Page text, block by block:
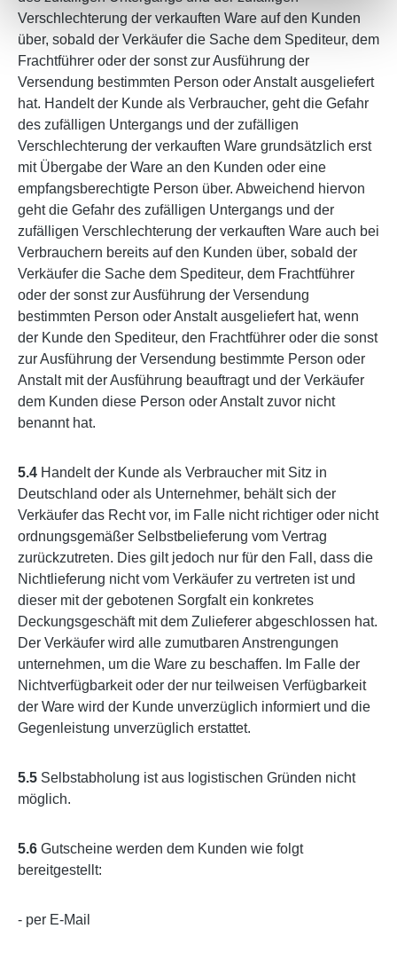
Verschlechterung der verkauften Ware auf den Kunden
über, sobald der Verkäufer die Sache dem Spediteur, dem
Frachtführer oder der sonst zur Ausführung der
Versendung bestimmten Person oder Anstalt ausgeliefert
hat. Handelt der Kunde als Verbraucher, geht die Gefahr
des zufälligen Untergangs und der zufälligen
Verschlechterung der verkauften Ware grundsätzlich erst
mit Übergabe der Ware an den Kunden oder eine
empfangsberechtigte Person über. Abweichend hiervon
geht die Gefahr des zufälligen Untergangs und der
zufälligen Verschlechterung der verkauften Ware auch bei
Verbrauchern bereits auf den Kunden über, sobald der
Verkäufer die Sache dem Spediteur, dem Frachtführer
oder der sonst zur Ausführung der Versendung
bestimmten Person oder Anstalt ausgeliefert hat, wenn
der Kunde den Spediteur, den Frachtführer oder die sonst
zur Ausführung der Versendung bestimmte Person oder
Anstalt mit der Ausführung beauftragt und der Verkäufer
dem Kunden diese Person oder Anstalt zuvor nicht
benannt hat.
5.4 Handelt der Kunde als Verbraucher mit Sitz in
Deutschland oder als Unternehmer, behält sich der
Verkäufer das Recht vor, im Falle nicht richtiger oder nicht
ordnungsgemäßer Selbstbelieferung vom Vertrag
zurückzutreten. Dies gilt jedoch nur für den Fall, dass die
Nichtlieferung nicht vom Verkäufer zu vertreten ist und
dieser mit der gebotenen Sorgfalt ein konkretes
Deckungsgeschäft mit dem Zulieferer abgeschlossen hat.
Der Verkäufer wird alle zumutbaren Anstrengungen
unternehmen, um die Ware zu beschaffen. Im Falle der
Nichtverfügbarkeit oder der nur teilweisen Verfügbarkeit
der Ware wird der Kunde unverzüglich informiert und die
Gegenleistung unverzüglich erstattet.
5.5 Selbstabholung ist aus logistischen Gründen nicht
möglich.
5.6 Gutscheine werden dem Kunden wie folgt
bereitgestellt:
- per E-Mail